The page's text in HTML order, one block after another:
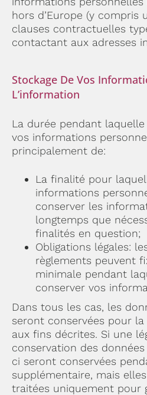
hors d’Europe (y compris
clauses contractuelles
contactant aux adresses
Stockage De Vos
L’information
La durée pendant
vos informations
principalement de:
La finalité pour
informations
conserver les
longtemps que
finalités en question;
Obligations légales:
règlements peuvent
minimale pendant
conserver vos
Dans tous les cas, les
seront conservées pour la
aux fins décrites. Si une
conservation des
ci seront conservées
supplémentaire, mais
traitées uniquement pour